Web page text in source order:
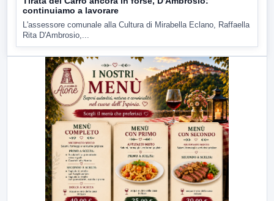
continuiamo a lavorare
L'assessore comunale alla Cultura di Mirabella Eclano, Raffaella
Rita D'Ambrosio,...